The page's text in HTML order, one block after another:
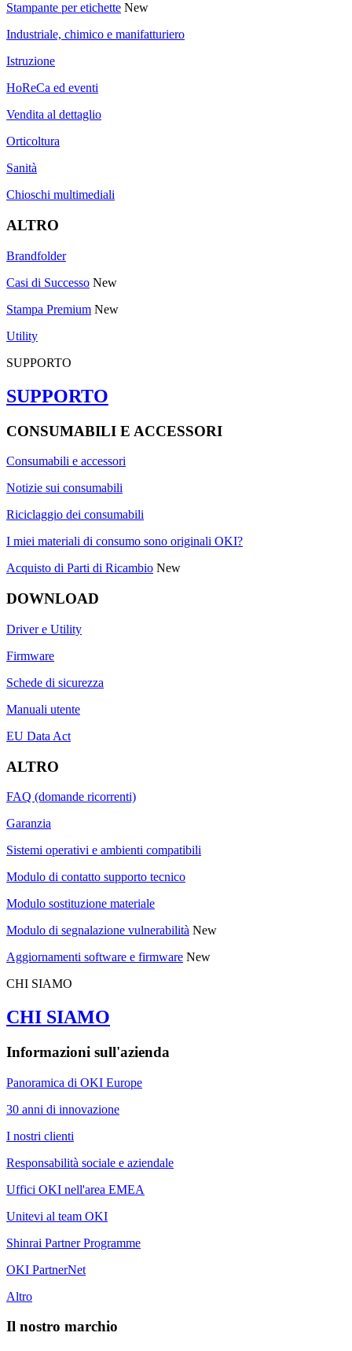
Stampante per etichette New
Industriale, chimico e manifatturiero
Istruzione
HoReCa ed eventi
Vendita al dettaglio
Orticoltura
Sanità
Chioschi multimediali
ALTRO
Brandfolder
Casi di Successo New
Stampa Premium New
Utility
SUPPORTO
SUPPORTO
CONSUMABILI E ACCESSORI
Consumabili e accessori
Notizie sui consumabili
Riciclaggio dei consumabili
I miei materiali di consumo sono originali OKI?
Acquisto di Parti di Ricambio New
DOWNLOAD
Driver e Utility
Firmware
Schede di sicurezza
Manuali utente
EU Data Act
ALTRO
FAQ (domande ricorrenti)
Garanzia
Sistemi operativi e ambienti compatibili
Modulo di contatto supporto tecnico
Modulo sostituzione materiale
Modulo di segnalazione vulnerabilità New
Aggiornamenti software e firmware New
CHI SIAMO
CHI SIAMO
Informazioni sull'azienda
Panoramica di OKI Europe
30 anni di innovazione
I nostri clienti
Responsabilità sociale e aziendale
Uffici OKI nell'area EMEA
Unitevi al team OKI
Shinrai Partner Programme
OKI PartnerNet
Altro
Il nostro marchio